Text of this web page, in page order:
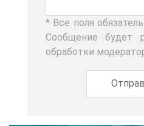
* Все по­ля
Со­об­ще­ние бу­дет
об­ра­бот­ки